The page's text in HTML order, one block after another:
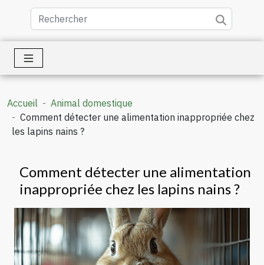
Accueil
Animal domestique
Comment détecter une alimentation inappropriée chez
les lapins nains ?
Comment détecter une alimentation
inappropriée chez les lapins nains ?